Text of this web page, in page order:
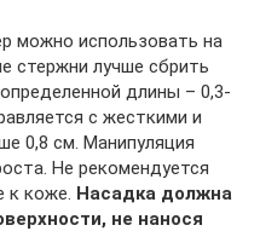
можно использовать на
стержни лучше сбрить
длины – 0,3-
с жесткими и
0,8 см. Манипуляция
Не рекомендуется
к коже. Насадка должна
не нанося